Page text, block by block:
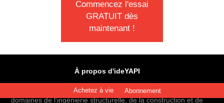
Commencez l'essai
GRATUIT dès
maintenant !
Achetez à vie Abonnement
À propos d'ideYAPI
ideYAPI développe des technologies logicielles BIM dans les
domaines de l'ingénierie structurelle, de la construction et de